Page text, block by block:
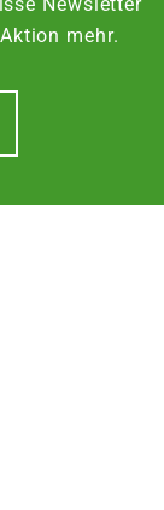
Newsletter
mehr.